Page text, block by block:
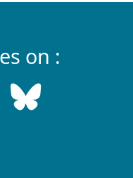
on :